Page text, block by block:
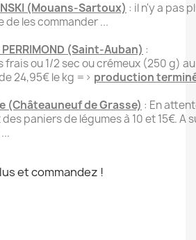
(Mouans-Sartoux) : il n'y a pas
de les commander ...
(Saint-Auban) :
frais ou 1/2 sec ou crémeux (250 g)
24,95€ le kg => production
(Châteauneuf de Grasse) : En
paniers de légumes à 10 et 15€. A
et commandez !